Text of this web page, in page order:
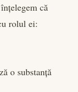
că
rolul ei:
o substanță